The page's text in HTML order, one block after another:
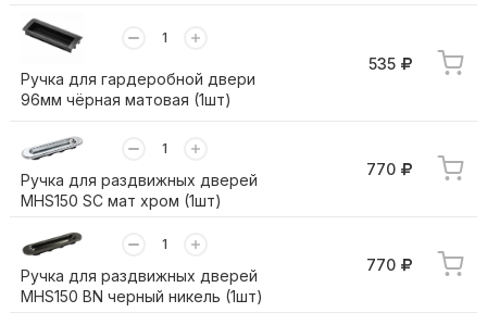
Ручка для гардеробной двери
96мм чёрная матовая (1шт)
535
Ручка для раздвижных дверей
MHS150 SC мат хром (1шт)
770
Ручка для раздвижных дверей
MHS150 BN черный никель (1шт)
770